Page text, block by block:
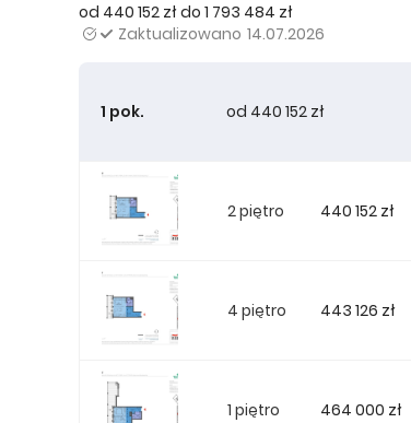
od 440 152 zł do 1 793 484 zł
Zaktualizowano 14.07.2026
1 pok. od 440 152 zł
2 piętro 440 152 zł
4 piętro 443 126 zł
1 piętro 464 000 zł